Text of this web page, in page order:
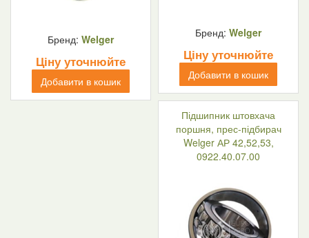
Бренд: Welger
Ціну уточнюйте
Добавити в кошик
Бренд: Welger
Ціну уточнюйте
Добавити в кошик
Підшипник штовхача
поршня, прес-підбирач
Welger АР 42,52,53,
0922.40.07.00